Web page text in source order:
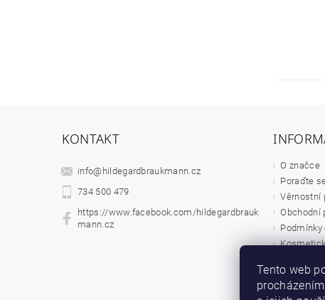
KONTAKT
info@ hildegardbraukmann.cz
734 500 479
https://www.facebook.com/hildegardbrauk
mann.cz
O značce
Poraďte
Věrnostní
Obchodní
Podmínky
Tento web